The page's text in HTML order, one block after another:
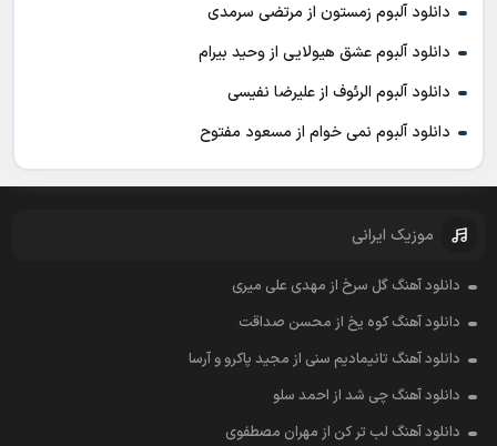
دانلود آلبوم زمستون از مرتضی سرمدی
دانلود آلبوم عشق هیولایی از وحید بیرام
دانلود آلبوم الرئوف از علیرضا نفیسی
دانلود آلبوم نمی خوام از مسعود مفتوح
موزیک ایرانی
دانلود آهنگ گل سرخ از مهدی علی میری
دانلود آهنگ کوه یخ از محسن صداقت
دانلود آهنگ تانیمادیم سنی از مجید پاکرو و آرسا
دانلود آهنگ چی شد از احمد سلو
دانلود آهنگ لب تر کن از مهران مصطفوی